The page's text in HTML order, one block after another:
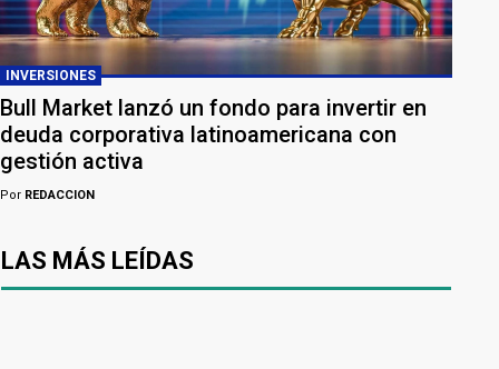
INVERSIONES
Bull Market lanzó un fondo para invertir en
deuda corporativa latinoamericana con
gestión activa
Por REDACCION
LAS MÁS LEÍDAS